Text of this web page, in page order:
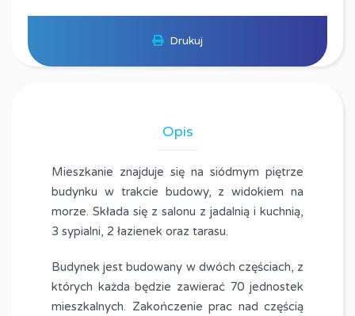
Drukuj
Opis
Mieszkanie znajduje się na siódmym piętrze
budynku w trakcie budowy, z widokiem na
morze. Składa się z salonu z jadalnią i kuchnią,
3 sypialni, 2 łazienek oraz tarasu.
Budynek jest budowany w dwóch częściach, z
których każda będzie zawierać 70 jednostek
mieszkalnych. Zakończenie prac nad częścią